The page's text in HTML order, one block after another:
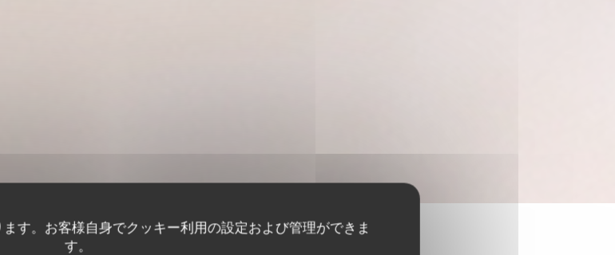
す。お客様自身でクッキー利用の設定および管理ができま
す。